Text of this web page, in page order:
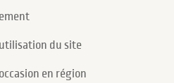
du site
en région